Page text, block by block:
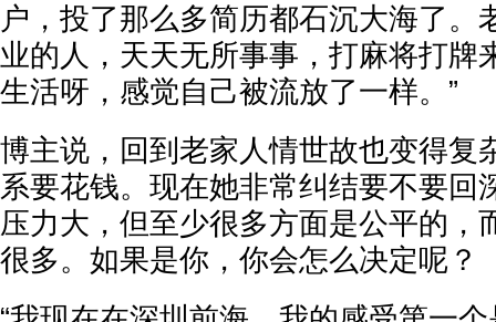
户，投了那么多简历都石沉大海了。
业的人，天天无所事事，打麻将打牌
生活呀，感觉自己被流放了一样。”
博主说，回到老家人情世故也变得复
系要花钱。现在她非常纠结要不要回
压力大，但至少很多方面是公平的，
很多。如果是你，你会怎么决定呢？